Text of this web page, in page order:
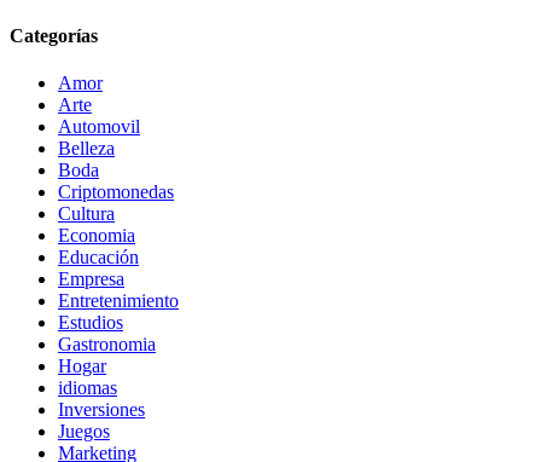
Categorías
Amor
Arte
Automovil
Belleza
Boda
Criptomonedas
Cultura
Economia
Educación
Empresa
Entretenimiento
Estudios
Gastronomia
Hogar
idiomas
Inversiones
Juegos
Marketing